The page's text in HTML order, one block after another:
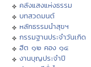
คลังแสงแห่งธรรม
บทสวดมนต์
หลักธรรมนำสุขฯ
กรรมฐานประจำวันเกิด
ฮีต ๑๒ คอง ๑๔
งานบุญประจำปี